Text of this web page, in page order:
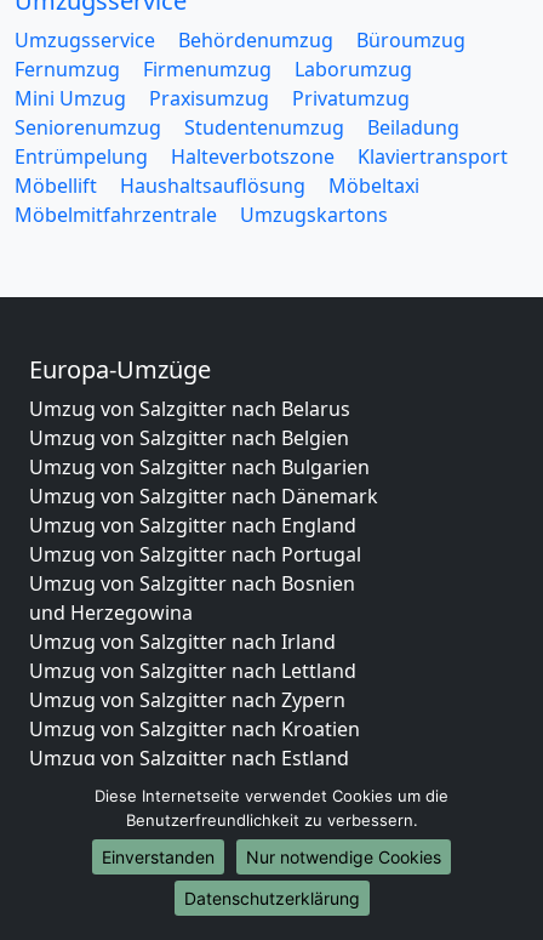
Umzugsservice Behördenumzug
Büroumzug
Fernumzug
Firmenumzug
Laborumzug
Mini Umzug
Praxisumzug
Privatumzug
Seniorenumzug
Studentenumzug
Beiladung
Entrümpelung
Halteverbotszone
Klaviertransport
Möbellift
Haushaltsauflösung
Möbeltaxi
Möbelmitfahrzentrale
Umzugskartons
Europa-Umzüge
Umzug von Salzgitter nach Belarus
Umzug von Salzgitter nach Belgien
Umzug von Salzgitter nach Bulgarien
Umzug von Salzgitter nach Dänemark
Umzug von Salzgitter nach England
Umzug von Salzgitter nach Portugal
Umzug von Salzgitter nach Bosnien
und Herzegowina
Umzug von Salzgitter nach Irland
Umzug von Salzgitter nach Lettland
Umzug von Salzgitter nach Zypern
Umzug von Salzgitter nach Kroatien
Umzug von Salzgitter nach Estland
Umzug von Salzgitter nach Finnland
Umzug von Salzgitter nach Frankreich
Umzug von Salzgitter nach Griechenland
Umzug von Salzgitter nach Italien
Umzug von Salzgitter nach Liechtenstein
Diese Internetseite verwendet Cookies um die
Benutzerfreundlichkeit zu verbessern.
Einverstanden
Nur notwendige Cookies
Datenschutzerklärung